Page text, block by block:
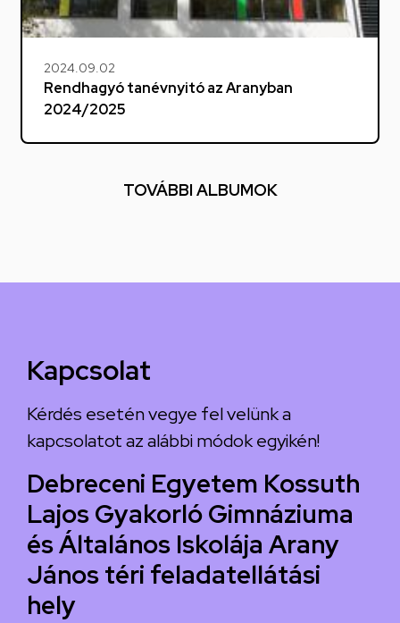
2024.09.02
Rendhagyó tanévnyitó az Aranyban
2024/2025
TOVÁBBI ALBUMOK
Kapcsolat
Kérdés esetén vegye fel velünk a
kapcsolatot az alábbi módok egyikén!
Debreceni Egyetem Kossuth
Lajos Gyakorló Gimnáziuma
és Általános Iskolája Arany
János téri feladatellátási
hely